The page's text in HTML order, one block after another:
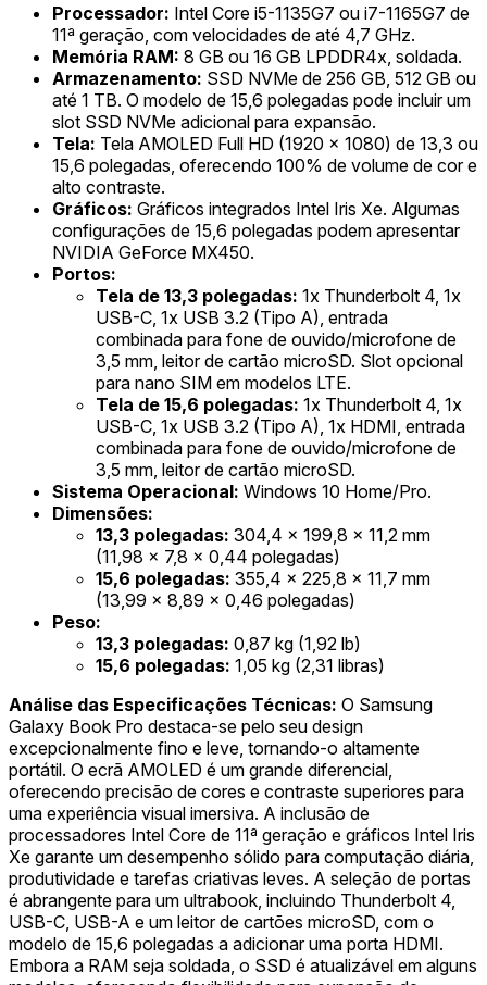
Processador: Intel Core i5-1135G7 ou i7-1165G7 de
11ª geração, com velocidades de até 4,7 GHz.
Memória RAM: 8 GB ou 16 GB LPDDR4x, soldada.
Armazenamento: SSD NVMe de 256 GB, 512 GB ou
até 1 TB. O modelo de 15,6 polegadas pode incluir um
slot SSD NVMe adicional para expansão.
Tela: Tela AMOLED Full HD (1920 x 1080) de 13,3 ou
15,6 polegadas, oferecendo 100% de volume de cor e
alto contraste.
Gráficos: Gráficos integrados Intel Iris Xe. Algumas
configurações de 15,6 polegadas podem apresentar
NVIDIA GeForce MX450.
Portos:
Tela de 13,3 polegadas: 1x Thunderbolt 4, 1x
USB-C, 1x USB 3.2 (Tipo A), entrada
combinada para fone de ouvido/microfone de
3,5 mm, leitor de cartão microSD. Slot opcional
para nano SIM em modelos LTE.
Tela de 15,6 polegadas: 1x Thunderbolt 4, 1x
USB-C, 1x USB 3.2 (Tipo A), 1x HDMI, entrada
combinada para fone de ouvido/microfone de
3,5 mm, leitor de cartão microSD.
Sistema Operacional: Windows 10 Home/Pro.
Dimensões:
13,3 polegadas: 304,4 x 199,8 x 11,2 mm
(11,98 x 7,8 x 0,44 polegadas)
15,6 polegadas: 355,4 x 225,8 x 11,7 mm
(13,99 x 8,89 x 0,46 polegadas)
Peso:
13,3 polegadas: 0,87 kg (1,92 lb)
15,6 polegadas: 1,05 kg (2,31 libras)
Análise das Especificações Técnicas: O Samsung
Galaxy Book Pro destaca-se pelo seu design
excepcionalmente fino e leve, tornando-o altamente
portátil. O ecrã AMOLED é um grande diferencial,
oferecendo precisão de cores e contraste superiores para
uma experiência visual imersiva. A inclusão de
processadores Intel Core de 11ª geração e gráficos Intel Iris
Xe garante um desempenho sólido para computação diária,
produtividade e tarefas criativas leves. A seleção de portas
é abrangente para um ultrabook, incluindo Thunderbolt 4,
USB-C, USB-A e um leitor de cartões microSD, com o
modelo de 15,6 polegadas a adicionar uma porta HDMI.
Embora a RAM seja soldada, o SSD é atualizável em alguns